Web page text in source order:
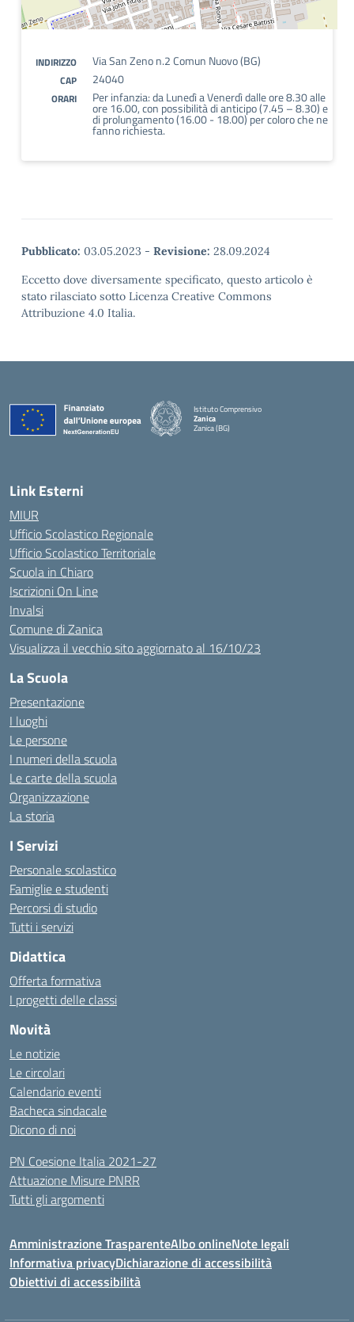
INDIRIZZO Via San Zeno n.2 Comun Nuovo (BG)
CAP 24040
ORARI Per infanzia: da Lunedì a Venerdì dalle ore 8.30 alle
ore 16.00, con possibilità di anticipo (7.45 – 8.30) e
di prolungamento (16.00 - 18.00) per coloro che ne
fanno richiesta.
Pubblicato: 03.05.2023 - Revisione: 28.09.2024
Eccetto dove diversamente specificato, questo articolo è
stato rilasciato sotto Licenza Creative Commons
Attribuzione 4.0 Italia.
Istituto Comprensivo
Zanica
Zanica (BG)
Link Esterni
MIUR
Ufficio Scolastico Regionale
Ufficio Scolastico Territoriale
Scuola in Chiaro
Iscrizioni On Line
Invalsi
Comune di Zanica
Visualizza il vecchio sito aggiornato al 16/10/23
La Scuola
Presentazione
I luoghi
Le persone
I numeri della scuola
Le carte della scuola
Organizzazione
La storia
I Servizi
Personale scolastico
Famiglie e studenti
Percorsi di studio
Tutti i servizi
Didattica
Offerta formativa
I progetti delle classi
Novità
Le notizie
Le circolari
Calendario eventi
Bacheca sindacale
Dicono di noi
PN Coesione Italia 2021-27
Attuazione Misure PNRR
Tutti gli argomenti
Amministrazione TrasparenteAlbo onlineNote legali
Informativa privacyDichiarazione di accessibilità
Obiettivi di accessibilità